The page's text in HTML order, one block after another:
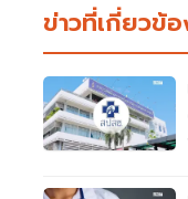
ข่าวที่เกี่ยวข้